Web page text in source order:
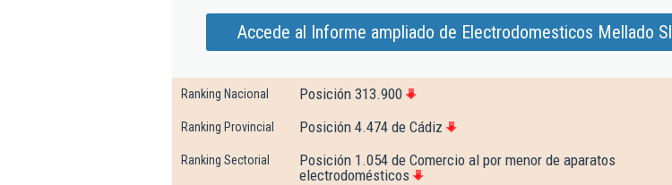
Accede al Informe ampliado de Electrodomesticos Mellado Sl
Ranking Nacional Posición 313.900
Ranking Provincial Posición 4.474 de Cádiz
Ranking Sectorial
Posición 1.054 de Comercio al por menor de aparatos
electrodomésticos